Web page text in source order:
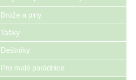
Brože a piny
Tašky
Deštníky
Pro malé parádnice